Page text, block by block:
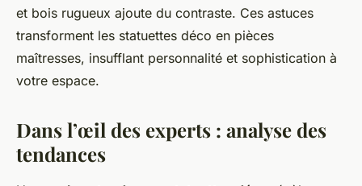
et bois rugueux ajoute du contraste. Ces astuces
transforment les statuettes déco en pièces
maîtresses, insufflant personnalité et sophistication à
votre espace.
Dans l’œil des experts : analyse des
tendances